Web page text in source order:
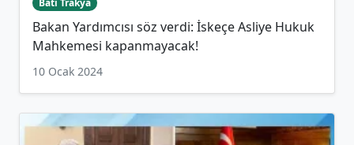
Bakan Yardımcısı söz verdi: İskeçe Asliye Hukuk
Mahkemesi kapanmayacak!
10 Ocak 2024